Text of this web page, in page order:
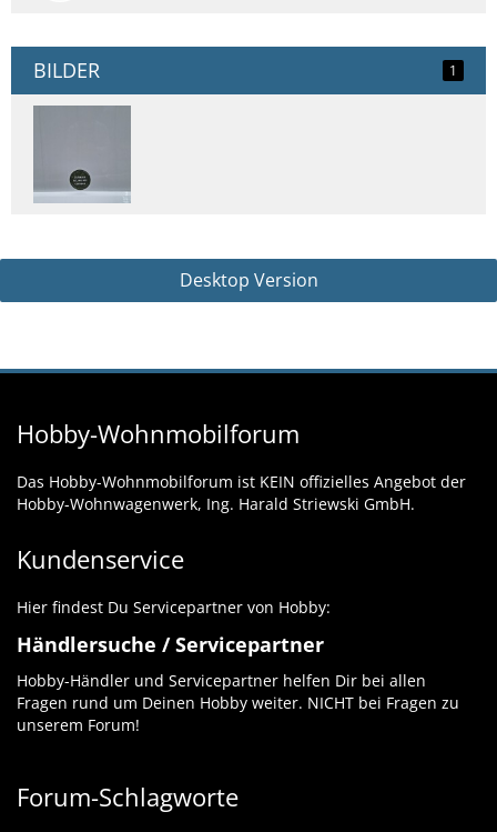
BILDER 1
Desktop Version
Hobby-Wohnmobilforum
Das Hobby-Wohnmobilforum ist KEIN offizielles Angebot der
Hobby-Wohnwagenwerk, Ing. Harald Striewski GmbH.
Kundenservice
Hier findest Du Servicepartner von Hobby:
Händlersuche / Servicepartner
Hobby-Händler und Servicepartner helfen Dir bei allen
Fragen rund um Deinen Hobby weiter. NICHT bei Fragen zu
unserem Forum!
Forum-Schlagworte